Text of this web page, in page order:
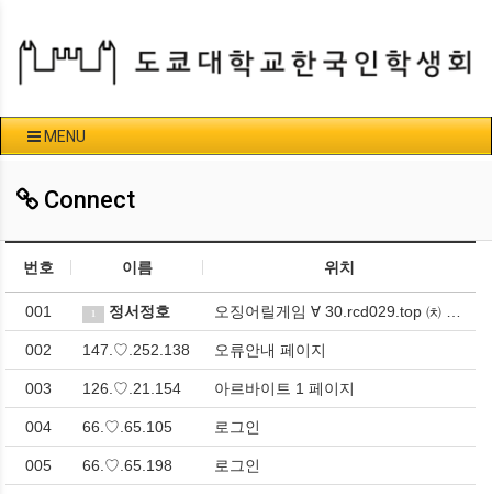
MENU
Connect
번호 이름 위치
001 정서정호 오징어릴게임 ∀ 30.rcd029.top ㈉ 릴게임야마토 > 일반 사진 및 동영상
002 147.♡.252.138 오류안내 페이지
003 126.♡.21.154 아르바이트 1 페이지
004 66.♡.65.105 로그인
005 66.♡.65.198 로그인